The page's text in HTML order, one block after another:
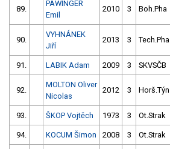
89.
PAWINGER
Emil
2010 3 Boh.Pha
90.
VYHNÁNEK
Jiří
2013 3 Tech.Pha
91. LABIK Adam 2009 3 SKVSČB
92.
MOLTON Oliver
Nicolas
2012 3 Horš.Týn
93. ŠKOP Vojtěch 1973 3 Ot.Strak
94. KOCUM Šimon 2008 3 Ot.Strak